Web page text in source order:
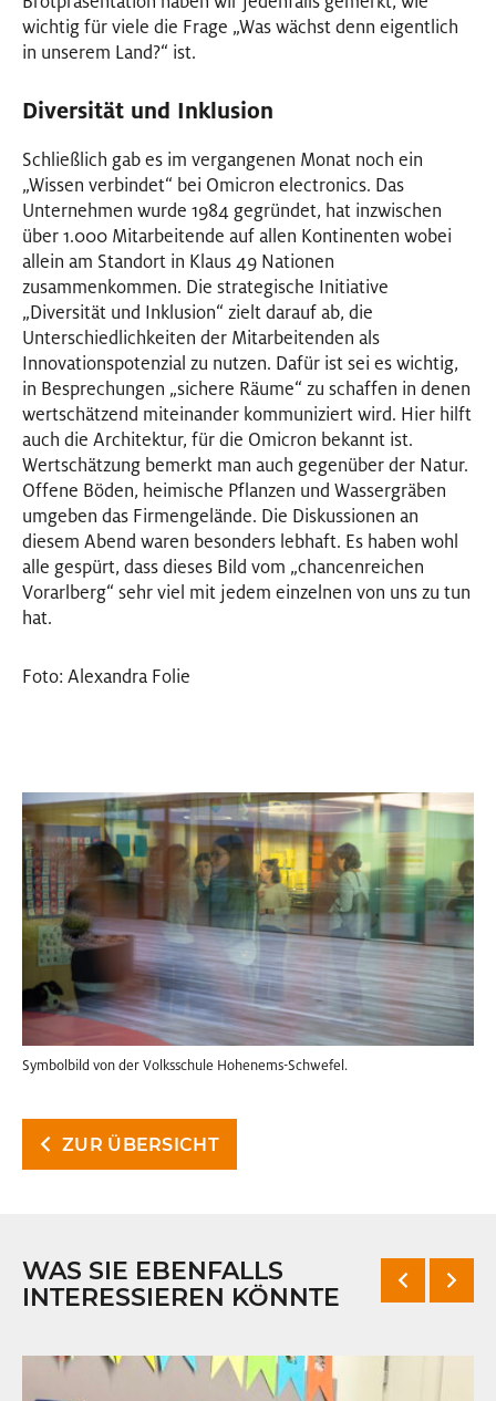
wichtig für viele die Frage „Was wächst denn eigentlich
in unserem Land?“ ist.
Diversität und Inklusion
Schließlich gab es im vergangenen Monat noch ein
„Wissen verbindet“ bei Omicron electronics. Das
Unternehmen wurde 1984 gegründet, hat inzwischen
über 1.000 Mitarbeitende auf allen Kontinenten wobei
allein am Standort in Klaus 49 Nationen
zusammenkommen. Die strategische Initiative
„Diversität und Inklusion“ zielt darauf ab, die
Unterschiedlichkeiten der Mitarbeitenden als
Innovationspotenzial zu nutzen. Dafür ist sei es wichtig,
in Besprechungen „sichere Räume“ zu schaffen in denen
wertschätzend miteinander kommuniziert wird. Hier hilft
auch die Architektur, für die Omicron bekannt ist.
Wertschätzung bemerkt man auch gegenüber der Natur.
Offene Böden, heimische Pflanzen und Wassergräben
umgeben das Firmengelände. Die Diskussionen an
diesem Abend waren besonders lebhaft. Es haben wohl
alle gespürt, dass dieses Bild vom „chancenreichen
Vorarlberg“ sehr viel mit jedem einzelnen von uns zu tun
hat.
Foto: Alexandra Folie
Symbolbild von der Volksschule Hohenems-Schwefel.
ZUR ÜBERSICHT
WAS SIE EBENFALLS
INTERESSIEREN KÖNNTE